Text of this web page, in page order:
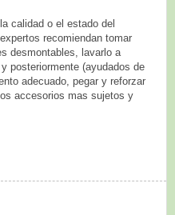
calidad o el estado del
recomiendan tomar
desmontables, lavarlo a
posteriormente (ayudados de
adecuado, pegar y reforzar
accesorios mas sujetos y